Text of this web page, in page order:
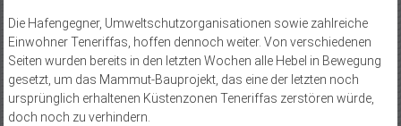
Die Hafengegner, Umweltschutzorganisationen sowie zahlreiche
Einwohner Teneriffas, hoffen dennoch weiter. Von verschiedenen
Seiten wurden bereits in den letzten Wochen alle Hebel in Bewegung
gesetzt, um das Mammut-Bauprojekt, das eine der letzten noch
ursprünglich erhaltenen Küstenzonen Teneriffas zerstören würde,
doch noch zu verhindern.